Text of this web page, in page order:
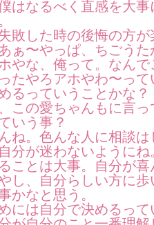
はなるべく直感を大
敗した時の後悔の方
ぁ〜やっぱ、ちごう
やな、俺って。なん
たやろアホやわ〜っ
るっていうことかな？
この愛ちゃんもに言
いう事？
ね。色んな人に相談
分が迷わないように
ことは大事。自分が
し、自分らしい方に
かなと思う。
には自分で決めるっ